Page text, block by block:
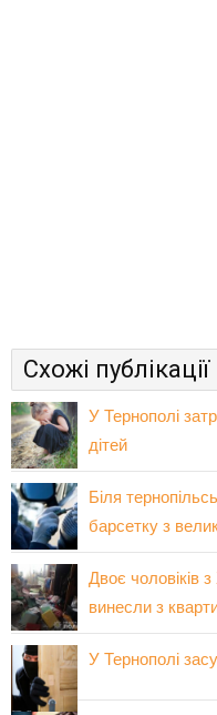
Схожі публікації
У Тернополі
дітей
Біля
барсетку з
Двоє чоловіків
винесли з
У Тернополі